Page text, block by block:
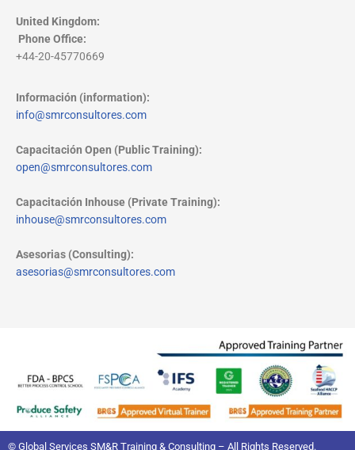
United Kingdom:
Phone Office:
+44-20-45770669
Información (information):
info@smrconsultores.com
Capacitación Open (Public Training):
open@smrconsultores.com
Capacitación Inhouse (Private Training):
inhouse@smrconsultores.com
Asesorias (Consulting):
asesorias@smrconsultores.com
© Global Services SM&R Training & Consulting – All Rights Reserved.